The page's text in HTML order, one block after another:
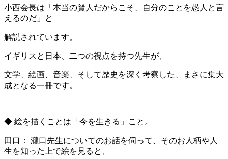
小西会長は「本当の賢人だからこそ、自分のことを愚人と言
えるのだ」と
解説されています。
イギリスと日本、二つの視点を持つ先生が、
文学、絵画、音楽、そして歴史を深く考察した、まさに集大
成となる一冊です。
◆ 絵を描くことは「今を生きる」こと。
田口： 瀧口先生についてのお話を伺って、そのお人柄や人
生を知った上で絵を見ると、